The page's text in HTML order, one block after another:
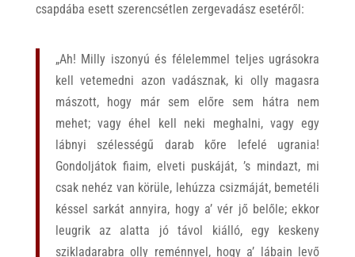
csapdába esett szerencsétlen zergevadász esetéről:
„Ah! Milly iszonyú és félelemmel teljes ugrásokra
kell vetemedni azon vadásznak, ki olly magasra
mászott, hogy már sem előre sem hátra nem
mehet; vagy éhel kell neki meghalni, vagy egy
lábnyi szélességű darab kőre lefelé ugrania!
Gondoljátok fiaim, elveti puskáját, ’s mindazt, mi
csak nehéz van körüle, lehúzza csizmáját, bemetéli
késsel sarkát annyira, hogy a’ vér jő belőle; ekkor
leugrik az alatta jó távol kiálló, egy keskeny
szikladarabra olly reménnyel, hogy a’ lábain levő